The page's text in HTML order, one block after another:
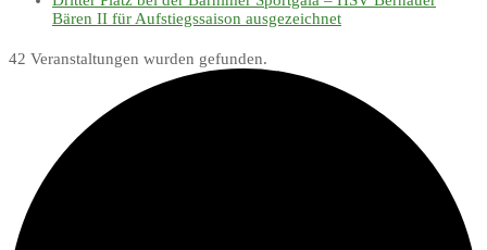
Bären II für Aufstiegssaison ausgezeichnet
42 Veranstaltungen wurden gefunden.